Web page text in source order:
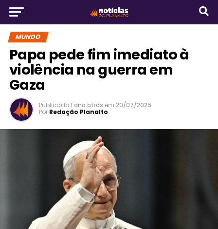
MUNDO
Papa pede fim imediato à
violência na guerra em
Gaza
Publicado1 ano atrás em 20/07/2025
Por Redação Planalto